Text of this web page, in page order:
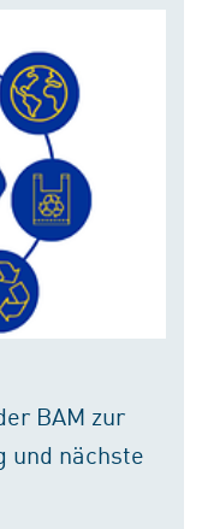
BAM zur
und nächste